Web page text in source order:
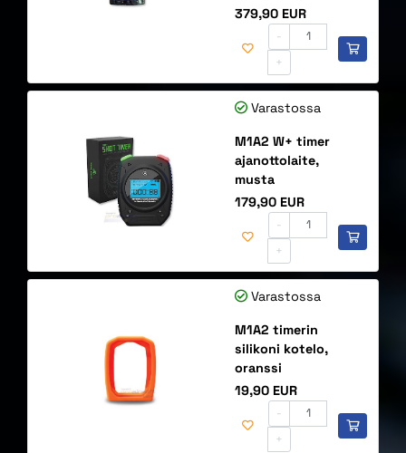
Hinta
379,90 EUR
-
+
Varastossa
M1A2 W+ timer
ajanottolaite,
musta
Hinta
179,90 EUR
-
+
Varastossa
M1A2 timerin
silikoni kotelo,
oranssi
Hinta
19,90 EUR
-
+